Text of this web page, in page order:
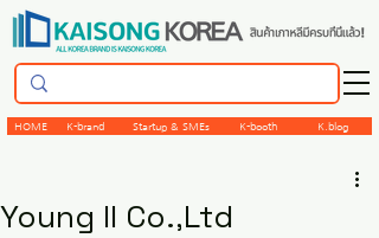
K-brand K-booth
Startup & SMEs
HOME K.blog
Young Il Co.,Ltd